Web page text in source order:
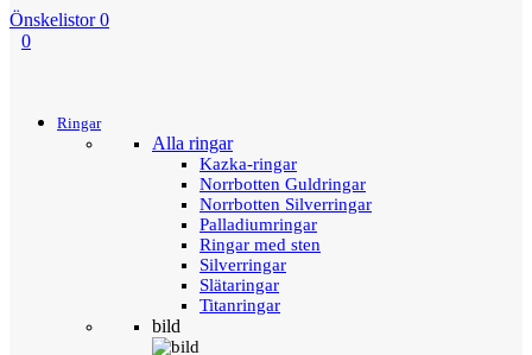
Önskelistor 0
0
Ringar
Alla ringar
Kazka-ringar
Norrbotten Guldringar
Norrbotten Silverringar
Palladiumringar
Ringar med sten
Silverringar
Slätaringar
Titanringar
bild